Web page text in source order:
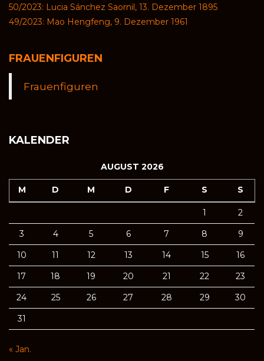
50/2023: Lucia Sánchez Saornil, 13. Dezember 1895
49/2023: Mao Hengfeng, 9. Dezember 1961
FRAUENFIGUREN
Frauenfiguren
KALENDER
AUGUST 2026
M D M D F S S
1
2
3
4 5 6 7 8
9
10
11 12 13 14 15
16
17
18 19 20 21 22
23
24
25 26 27 28 29
30
31
« Jan.